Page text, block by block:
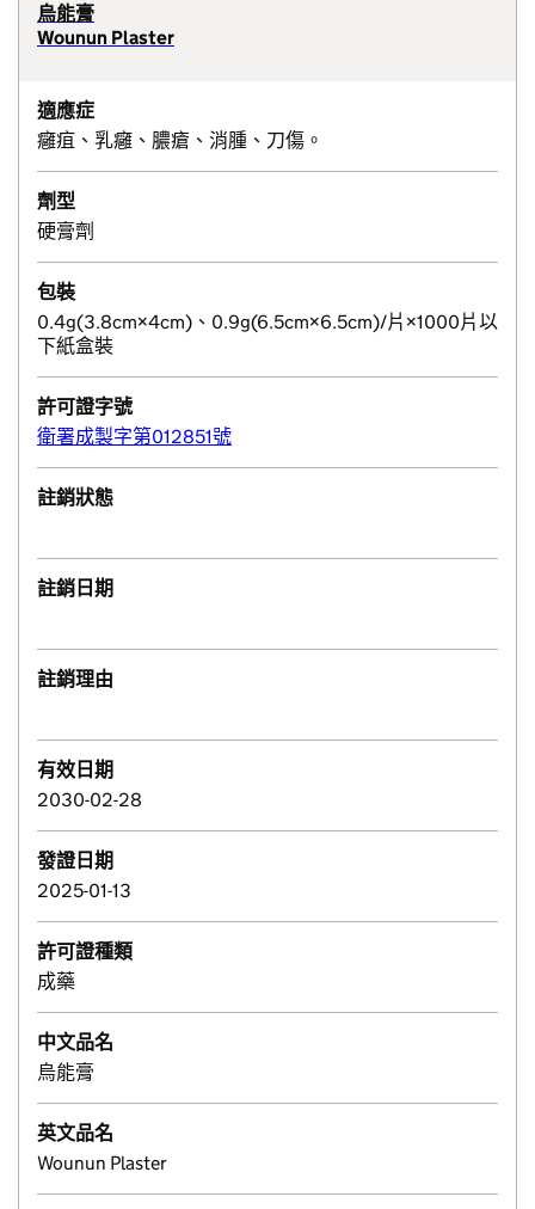
烏能膏
Wounun Plaster
適應症
癰疽、乳癰、膿瘡、消腫、刀傷。
劑型
硬膏劑
包裝
0.4g(3.8cm×4cm)、0.9g(6.5cm×6.5cm)/片×1000片以
下紙盒裝
許可證字號
衛署成製字第012851號
註銷狀態
註銷日期
註銷理由
有效日期
2030-02-28
發證日期
2025-01-13
許可證種類
成藥
中文品名
烏能膏
英文品名
Wounun Plaster